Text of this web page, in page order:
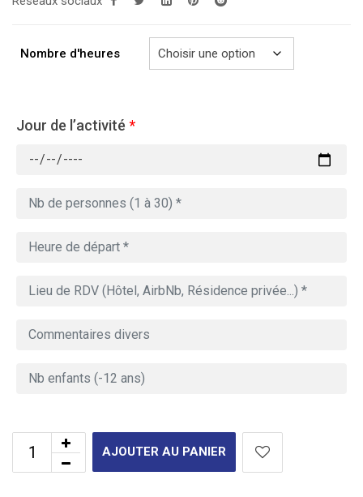
279.00€
729.00€
Nombre d'heures
Jour de l’activité *
AJOUTER AU PANIER